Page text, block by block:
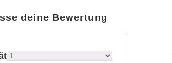
deine Bewertung